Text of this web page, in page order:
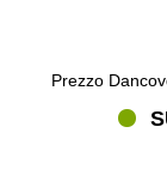
Prezzo